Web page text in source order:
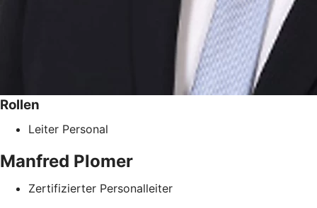
Rollen
Leiter Personal
Manfred Plomer
Zertifizierter Personalleiter